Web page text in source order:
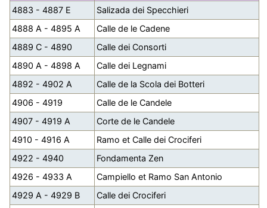
4883 - 4887 E
Salizada dei Specchieri
4888 A - 4895 A
Calle de le Cadene
4889 C - 4890
Calle dei Consorti
4890 A - 4898 A
Calle dei Legnami
4892 - 4902 A
Calle de la Scola dei Botteri
4906 - 4919
Calle de le Candele
4907 - 4919 A
Corte de le Candele
4910 - 4916 A
Ramo et Calle dei Crociferi
4922 - 4940
Fondamenta Zen
4926 - 4933 A
Campiello et Ramo San Antonio
4929 A - 4929 B
Calle dei Crociferi